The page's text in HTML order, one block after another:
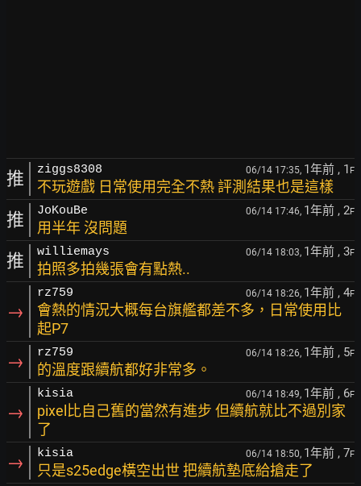
推 ziggs8308 06/14 17:35, 1年前 , 1 F
不玩遊戲 日常使用完全不熱 評測結果也是這樣
推 JoKouBe 06/14 17:46, 1年前 , 2F
用半年 沒問題
推 williemays 06/14 18:03, 1年前 , 3F
拍照多拍幾張會有點熱..
→
rz759 06/14 18:26, 1年前 , 4F
會熱的情況大概每台旗艦都差不多，日常使用比
起P7
→ rz759 06/14 18:26, 1年前 , 5F
的溫度跟續航都好非常多。
→
kisia 06/14 18:49, 1年前 , 6F
pixel比自己舊的當然有進步 但續航就比不過別家
了
→ kisia 06/14 18:50, 1年前 , 7F
只是s25edge橫空出世 把續航墊底給搶走了